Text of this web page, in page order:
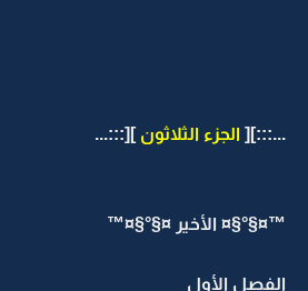
...:::][ الجزء الثلاثون ][:::...
™¤§°§¤ الأخير ¤§°§¤™
الفصل الأول